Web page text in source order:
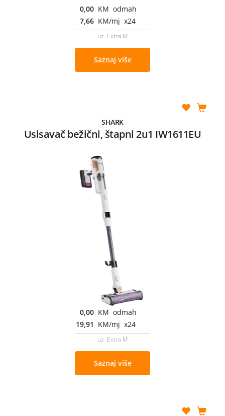
0,00 KM odmah
7,66 KM/mj x24
uz Extra M
Saznaj više
SHARK
Usisavač bežični, štapni 2u1 IW1611EU
0,00 KM odmah
19,91 KM/mj x24
uz Extra M
Saznaj više